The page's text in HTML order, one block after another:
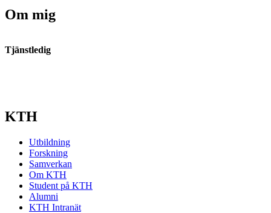
Om mig
Tjänstledig
KTH
Utbildning
Forskning
Samverkan
Om KTH
Student på KTH
Alumni
KTH Intranät